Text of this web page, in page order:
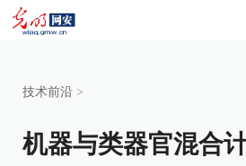
技术前沿 >
机器与类器官混合